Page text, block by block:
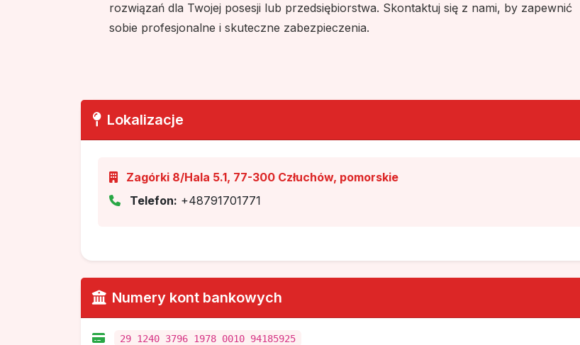
rozwiązań dla Twojej posesji lub przedsiębiorstwa. Skontaktuj się z nami, by zapewnić
sobie profesjonalne i skuteczne zabezpieczenia.
Lokalizacje
Zagórki 8/Hala 5.1, 77-300 Człuchów, pomorskie
Telefon: +48791701771
Numery kont bankowych
29 1240 3796 1978 0010 94185925